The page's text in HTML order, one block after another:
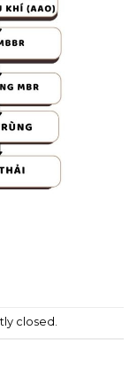
closed.